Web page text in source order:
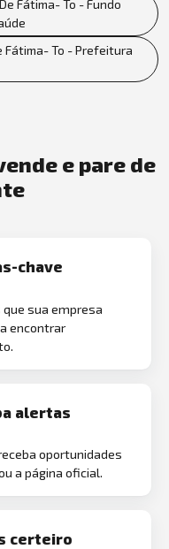
Fátima- To - Fundo
Fátima- To - Prefeitura
e pare de
chave
sua empresa
encontrar
alertas
oportunidades
a página oficial.
certeiro